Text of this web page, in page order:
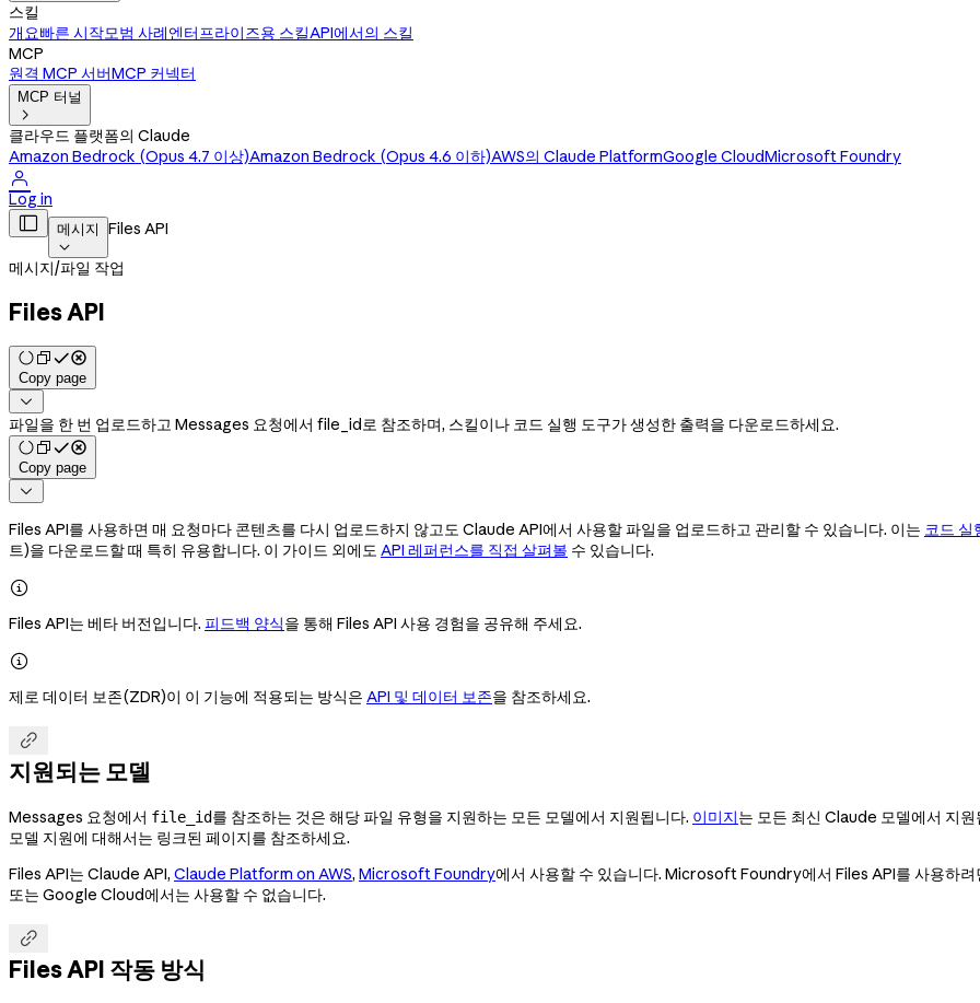
스킬
개요빠른 시작모범 사례엔터프라이즈용 스킬API에서의 스킬
MCP
원격 MCP 서버MCP 커넥터
MCP 터널

클라우드 플랫폼의 Claude
Amazon Bedrock (Opus 4.7 이상)Amazon Bedrock (Opus 4.6 이하)AWS의 Claude PlatformGoogle CloudMicrosoft Foundry

Log in
 메시지

Files API
메시지/파일 작업
Files API
Copy page

파일을 한 번 업로드하고 Messages 요청에서 file_id로 참조하며, 스킬이나 코드 실행 도구가 생성한 출력을 다운로드하세요.
Copy page

Files API를 사용하면 매 요청마다 콘텐츠를 다시 업로드하지 않고도 Claude API에서 사용할 파일을 업로드하고 관리할 수 있습니다. 이는 코드 실
트)을 다운로드할 때 특히 유용합니다. 이 가이드 외에도 API 레퍼런스를 직접 살펴볼 수 있습니다.

Files API는 베타 버전입니다. 피드백 양식을 통해 Files API 사용 경험을 공유해 주세요.

제로 데이터 보존(ZDR)이 이 기능에 적용되는 방식은 API 및 데이터 보존을 참조하세요.

지원되는 모델
Messages 요청에서 file_id를 참조하는 것은 해당 파일 유형을 지원하는 모든 모델에서 지원됩니다. 이미지는 모든 최신 Claude 모델에서 지
모델 지원에 대해서는 링크된 페이지를 참조하세요.
Files API는 Claude API, Claude Platform on AWS, Microsoft Foundry에서 사용할 수 있습니다. Microsoft Foundry에서 Files API를 사용하
또는 Google Cloud에서는 사용할 수 없습니다.

Files API 작동 방식